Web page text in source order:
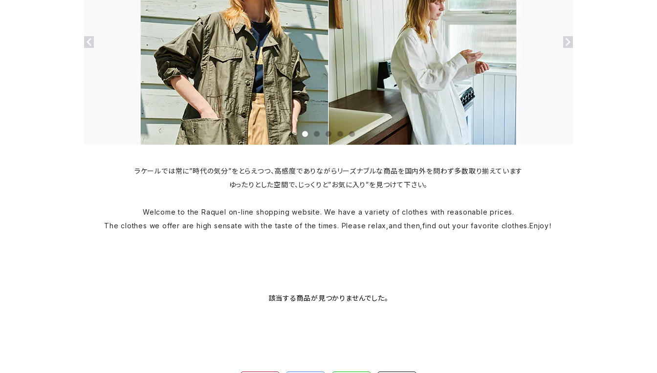
ラケールでは常に”時代の気分”をとらえつつ、高感度でありながらリーズナブルな商品を国内外を問わず多数取り揃えています
ゆったりとした空間で、じっくりと”お気に入り”を見つけて下さい。
Welcome to the Raquel on-line shopping website. We have a variety of clothes with reasonable prices.
The clothes we offer are high sensate with the taste of the times. Please relax,and then,find out your favorite clothes.Enjoy！
該当する商品が見つかりませんでした。